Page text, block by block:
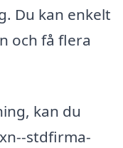
Du kan enkelt
och få flera
kan du
stdfirma-